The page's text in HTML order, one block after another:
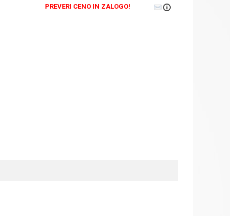
PREVERI CENO IN ZALOGO!